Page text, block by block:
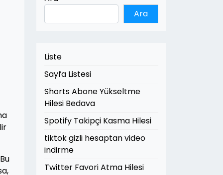
Ara
Liste
Sayfa Listesi
Shorts Abone Yükseltme
Hilesi Bedava
Spotify Takipçi Kasma Hilesi
tiktok gizli hesaptan video
indirme
Twitter Favori Atma Hilesi